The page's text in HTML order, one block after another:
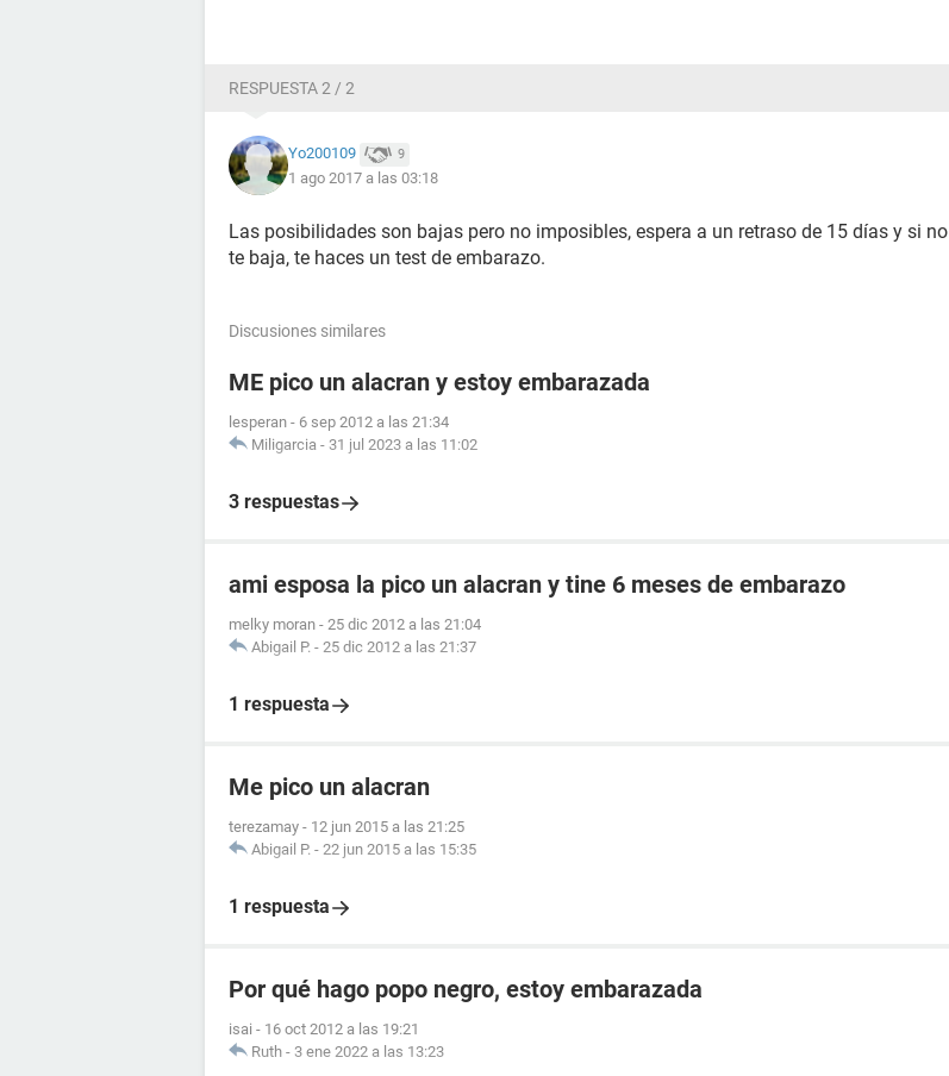
RESPUESTA 2 / 2
Yo200109 9
1 ago 2017 a las 03:18
Las posibilidades son bajas pero no imposibles, espera a un retraso de 15 días y si no
te baja, te haces un test de embarazo.
Discusiones similares
ME pico un alacran y estoy embarazada
lesperan - 6 sep 2012 a las 21:34
Miligarcia - 31 jul 2023 a las 11:02
3 respuestas
ami esposa la pico un alacran y tine 6 meses de embarazo
melky moran - 25 dic 2012 a las 21:04
Abigail P. - 25 dic 2012 a las 21:37
1 respuesta
Me pico un alacran
terezamay - 12 jun 2015 a las 21:25
Abigail P. - 22 jun 2015 a las 15:35
1 respuesta
Por qué hago popo negro, estoy embarazada
isai - 16 oct 2012 a las 19:21
Ruth - 3 ene 2022 a las 13:23